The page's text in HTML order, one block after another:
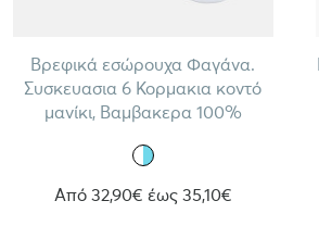
Βρεφικά εσώρουχα Φαγάνα.
Συσκευασια 6 Κορμακια κοντό
μανίκι, Βαμβακερα 100%
Από 32,90€ έως 35,10€